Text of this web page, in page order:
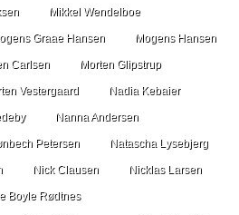
Mikkel Wendelboe
Graae Hansen Mogens Hansen
Carlsen Morten Glipstrup
Vestergaard Nadia Kebaier
Nanna Andersen
Petersen Natascha Lysebjerg
Nick Clausen Nicklas Larsen
Boyle Rødtnes